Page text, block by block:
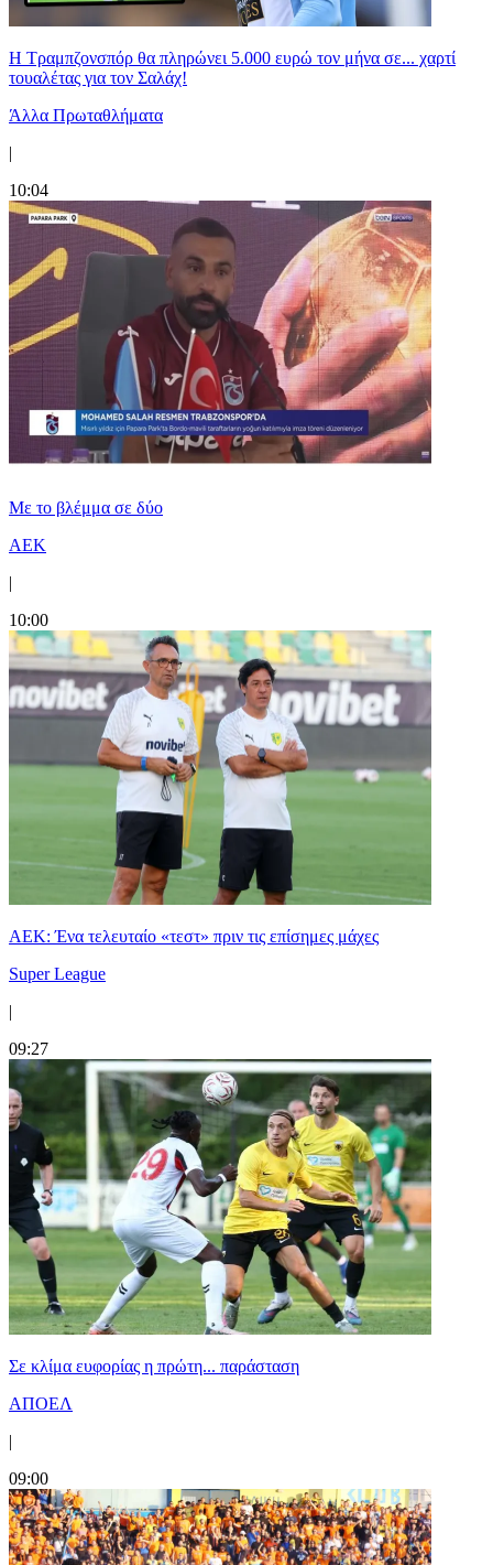
Η Τραμπζονσπόρ θα πληρώνει 5.000 ευρώ τον μήνα σε... χαρτί
τουαλέτας για τον Σαλάχ!
Άλλα Πρωταθλήματα
|
10:04
Με το βλέμμα σε δύο
ΑΕΚ
|
10:00
ΑΕΚ: Ένα τελευταίο «τεστ» πριν τις επίσημες μάχες
Super League
|
09:27
Σε κλίμα ευφορίας η πρώτη... παράσταση
ΑΠΟΕΛ
|
09:00